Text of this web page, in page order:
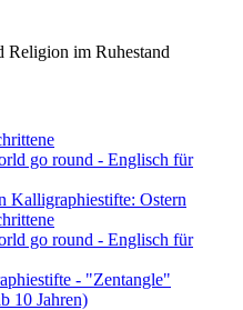
Religion im Ruhestand
go round - Englisch für
Kalligraphiestifte: Ostern
go round - Englisch für
- "Zentangle"
10 Jahren)